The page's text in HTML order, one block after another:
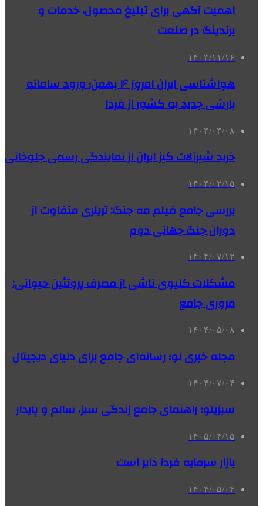
اهمیت آگهی برای تبلیغ محصول، خدمات و
برندینگ در صنعت
۱۴۰۳/۱۱/۱۶
هواشناسی ایران امروز ۱۶ بهمن؛ ورود سامانه
بارشی جدید به کشور از فردا
۱۴۰۴/۰۴/۰۸
خرید شیرآلات کیز ایران از نمایندگی رسمی جلوخانی
۱۴۰۴/۰۲/۱۵
بررسی جامع فیلم مه جنگ: تریلری متفاوت از
دوران جنگ جهانی دوم
۱۴۰۴/۰۷/۱۲
مشکلات کلیوی ناشی از مصرف پروتئین حیوانی:
مروری جامع
۱۴۰۴/۰۵/۰۸
مجله خبری نو؛ رسانه‌ای جامع برای دنیای دیجیتال
۱۴۰۴/۰۷/۰۴
سبزیتو؛ راهنمای جامع زندگی سبز، سالم و پایدار
۱۴۰۵/۰۴/۱۵
بازار سرمایه فردا دایر است
۱۴۰۴/۰۵/۰۴